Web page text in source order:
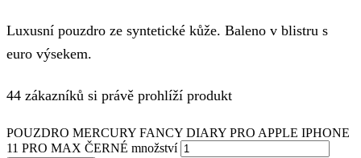
Luxusní pouzdro ze syntetické kůže. Baleno v blistru s
euro výsekem.
44 zákazníků si právě prohlíží produkt
POUZDRO MERCURY FANCY DIARY PRO APPLE IPHONE
11 PRO MAX ČERNÉ množství